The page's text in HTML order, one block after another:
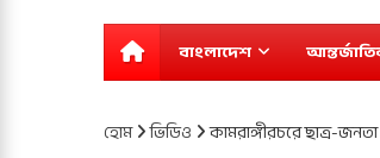
বাংলাদেশ
হোম ভিডিও কামরাঙ্গীরচরে ছাত্র-